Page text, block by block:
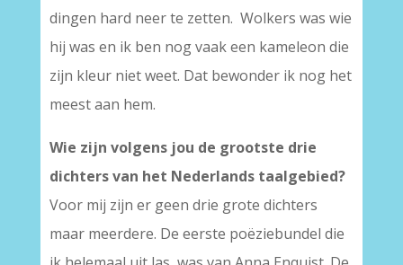
dingen hard neer te zetten. Wolkers was wie
hij was en ik ben nog vaak een kameleon die
zijn kleur niet weet. Dat bewonder ik nog het
meest aan hem.
Wie zijn volgens jou de grootste drie
dichters van het Nederlands taalgebied?
Voor mij zijn er geen drie grote dichters
maar meerdere. De eerste poëziebundel die